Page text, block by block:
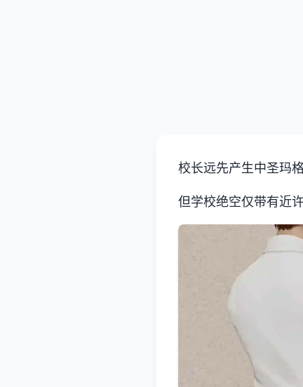
校长远先产生中圣玛
但学校绝空仅带有近